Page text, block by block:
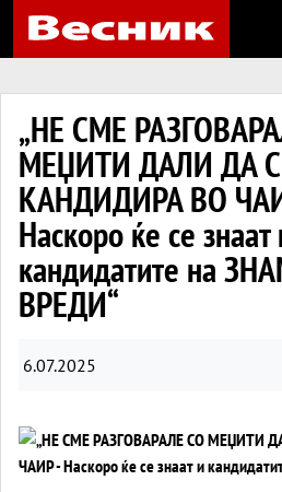
„НЕ СМЕ
МЕЏИТИ ДАЛИ ДА
КАНДИДИРА ВО
Наскоро ќе се знаат
кандидатите на
ВРЕДИ“
6.07.2025